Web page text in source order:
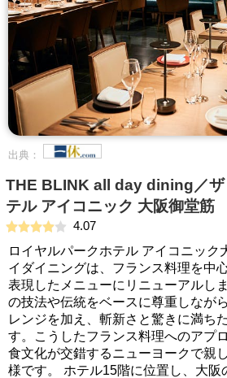
出典：
THE BLINK all day dining／ザ
テル アイコニック 大阪御堂筋
4.07
ロイヤルパークホテル アイコニック
イダイニングは、フランス料理を中
表現したメニューにリニューアルし
の技法や伝統をベースに尊重しなが
レンジを加え、斬新さと驚きに満ち
す。こうしたフランス料理へのアプ
食文化が交錯するニューヨークで親
様です。 ホテル15階に位置し、大阪